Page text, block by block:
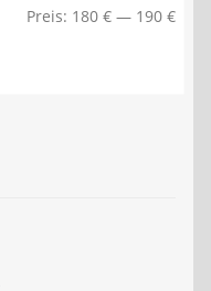
Min.
Max.
Preis: 180 € — 190 €